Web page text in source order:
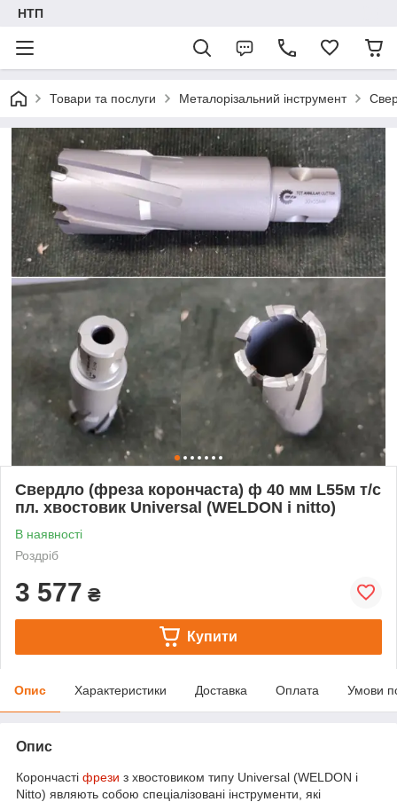
НТП
Товари та послуги Металорізальний інструмент
Свердло (фреза корончаста) ф 40 мм L55м т/с
пл. хвостовик Universal (WELDON і nitto)
В наявності
Роздріб
3 577 ₴
Купити
Опис Характеристики Доставка Оплата Умови
Опис
Корончасті фрези з хвостовиком типу Universal (WELDON і
Nitto) являють собою спеціалізовані інструменти, які